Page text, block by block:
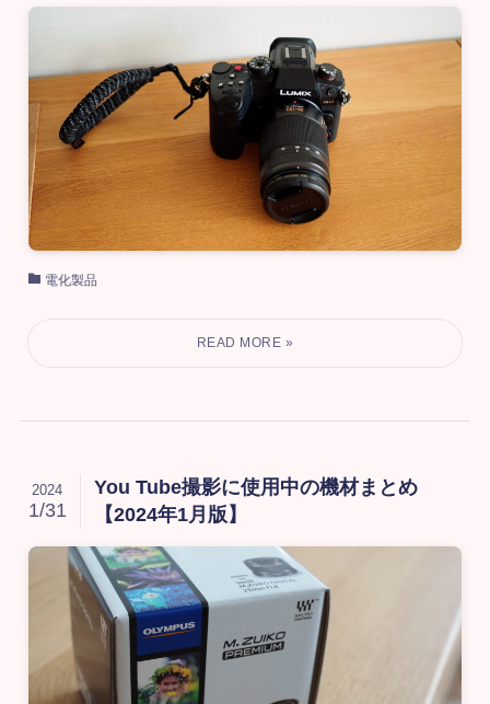
電化製品
You Tube撮影に使用中の機材まとめ
【2024年1月版】
2024
1/31